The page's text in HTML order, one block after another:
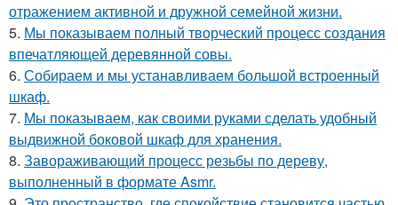
отражением активной и дружной семейной жизни.
5. Мы показываем полный творческий процесс создания
впечатляющей деревянной совы.
6. Собираем и мы устанавливаем большой встроенный
шкаф.
7. Мы показываем, как своими руками сделать удобный
выдвижной боковой шкаф для хранения.
8. Завораживающий процесс резьбы по дереву,
выполненный в формате Asmr.